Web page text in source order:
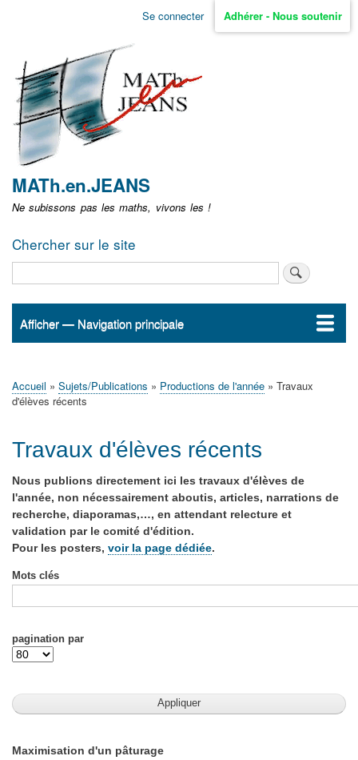
Aller
non
identifié
Se connecter Adhérer - Nous soutenir
MATh.en.JEANS
Ne subissons pas les maths, vivons les !
Chercher sur le site
Navigation
Afficher — Navigation principale
Accueil
Actualités
MATh.en.JEANS ?
Régions et Ateliers
Créer, gérer un atelier
Sujets/Publications
Congrès
Fil
Accueil Sujets/Publications Productions de l'année
Travaux
d'élèves récents
Travaux d'élèves récents
Nous publions directement ici les travaux d'élèves de
l'année, non nécessairement aboutis, articles, narrations de
recherche, diaporamas,…, en attendant relecture et
validation par le comité d'édition.
Pour les posters, voir la page dédiée.
Mots clés
pagination par
Maximisation d'un pâturage